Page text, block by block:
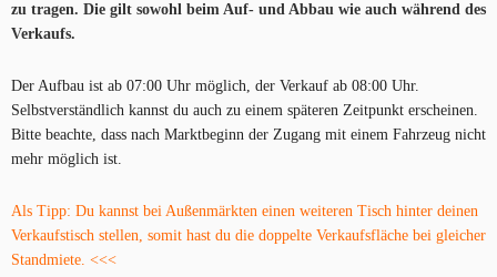
zu tragen. Die gilt sowohl beim Auf- und Abbau wie auch während des
Verkaufs.
Der Aufbau ist ab 07:00 Uhr möglich, der Verkauf ab 08:00 Uhr.
Selbstverständlich kannst du auch zu einem späteren Zeitpunkt erscheinen.
Bitte beachte, dass nach Marktbeginn der Zugang mit einem Fahrzeug nicht
mehr möglich ist.
Als Tipp: Du kannst bei Außenmärkten einen weiteren Tisch hinter deinen
Verkaufstisch stellen, somit hast du die doppelte Verkaufsfläche bei gleicher
Standmiete. <<<